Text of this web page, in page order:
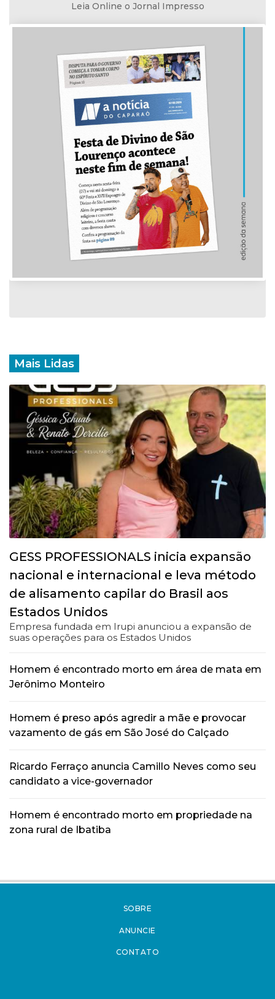
Leia Online o Jornal Impresso
Mais Lidas
GESS PROFESSIONALS inicia expansão
nacional e internacional e leva método
de alisamento capilar do Brasil aos
Estados Unidos
Empresa fundada em Irupi anunciou a expansão de
suas operações para os Estados Unidos
Homem é encontrado morto em área de mata em
Jerônimo Monteiro
Homem é preso após agredir a mãe e provocar
vazamento de gás em São José do Calçado
Ricardo Ferraço anuncia Camillo Neves como seu
candidato a vice-governador
Homem é encontrado morto em propriedade na
zona rural de Ibatiba
SOBRE
ANUNCIE
CONTATO